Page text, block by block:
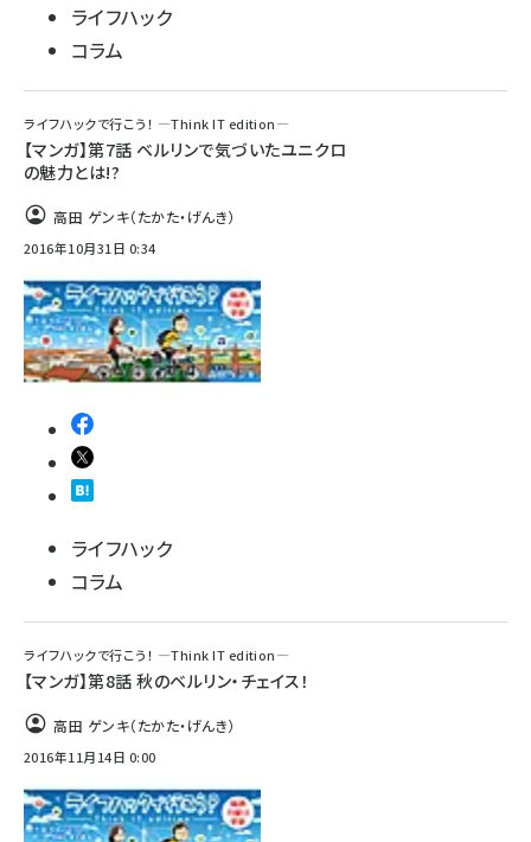
ライフハック
コラム
ライフハックで行こう！ ―Think IT edition―
【マンガ】第7話 ベルリンで気づいたユニクロ
の魅力とは!?
高田 ゲンキ（たかた・げんき）
2016年10月31日 0:34
ライフハック
コラム
ライフハックで行こう！ ―Think IT edition―
【マンガ】第8話 秋のベルリン・チェイス！
高田 ゲンキ（たかた・げんき）
2016年11月14日 0:00